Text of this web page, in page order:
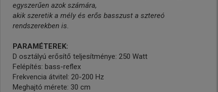
egyszerűen azok számára,
akik szeretik a mély és erős basszust a sztereó
rendszerekben is.
PARAMÉTEREK:
D osztályú erősítő teljesítménye: 250 Watt
Felépítés: bass-reflex
Frekvencia átvitel: 20-200 Hz
Meghajtó mérete: 30 cm